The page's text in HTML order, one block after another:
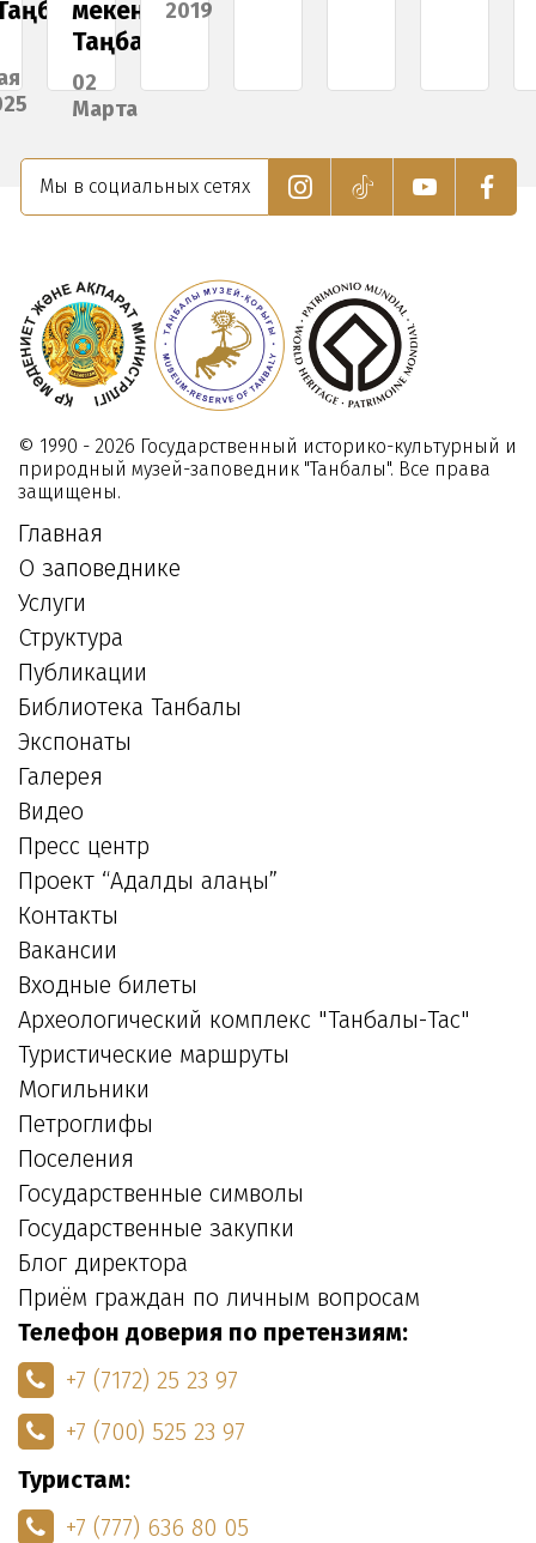
мекен
Таңбалы»
02
Марта
2019
2025
Мы в социальных сетях
© 1990 - 2026 Государственный историко-культурный и
природный музей-заповедник "Танбалы". Все права
защищены.
Главная
О заповеднике
Услуги
Структура
Публикации
Библиотека Танбалы
Экспонаты
Галерея
Видео
Пресс центр
Проект “Адалдық алаңы”
Контакты
Вакансии
Входные билеты
Археологический комплекс "Танбалы-Тас"
Туристические маршруты
Могильники
Петроглифы
Поселения
Государственные символы
Государственные закупки
Блог директора
Приём граждан по личным вопросам
Телефон доверия по претензиям:
+7 (7172) 25 23 97
+7 (700) 525 23 97
Туристам:
+7 (777) 636 80 05